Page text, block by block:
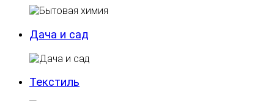
Дача и сад
Текстиль